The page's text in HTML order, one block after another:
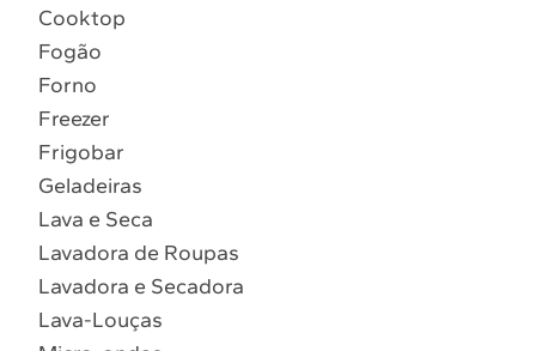
Localizar assistência técnica
Cooktop
Fogão
Forno
Freezer
Frigobar
Geladeiras
Lava e Seca
Lavadora de Roupas
Lavadora e Secadora
Lava-Louças
7º forno
8º embutir
º lava seca